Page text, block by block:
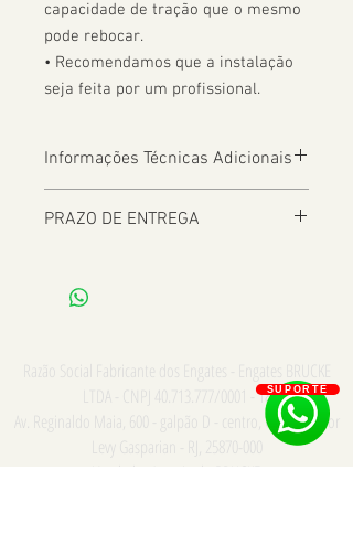
capacidade de tração que o mesmo
pode rebocar.
• Recomendamos que a instalação
seja feita por um profissional.
Informações Técnicas Adicionais
PRAZO DE ENTREGA
Localização
Razão Social Fabricante dos Engates - Engates BRUCKE
LTDA - CNPJ
/0001 - 18
Av. Reginaldo Maia, 600 - galpão D - centro, Comendador
Levy Gasparian - RJ,
Vendedor Autorizado BRUCKE
SUPORTE